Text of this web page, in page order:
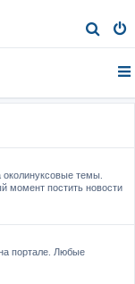
о
околинуксовые темы.
момент постить новости
портале. Любые